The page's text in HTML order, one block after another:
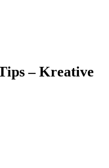
– Kreative